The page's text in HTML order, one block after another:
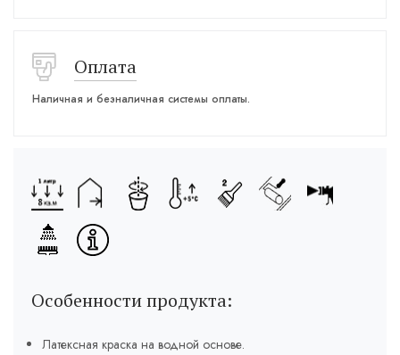
Оплата
Наличная и безналичная системы оплаты.
Особенности продукта:
Латексная краска на водной основе.